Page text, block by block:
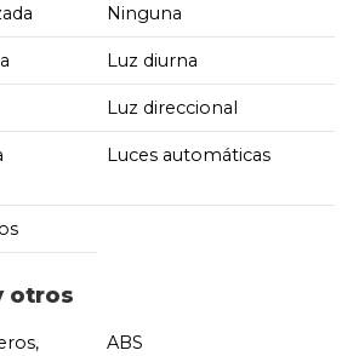
Ninguna
Luz diurna
Luz direccional
Luces automáticas
otros
ABS